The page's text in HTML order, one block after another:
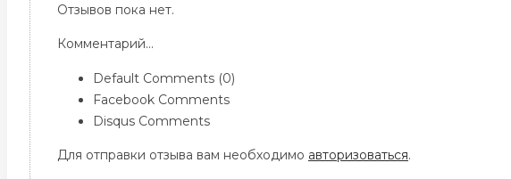
Отзывов пока нет.
Комментарий...
Default Comments (0)
Facebook Comments
Disqus Comments
Для отправки отзыва вам необходимо авторизоваться.